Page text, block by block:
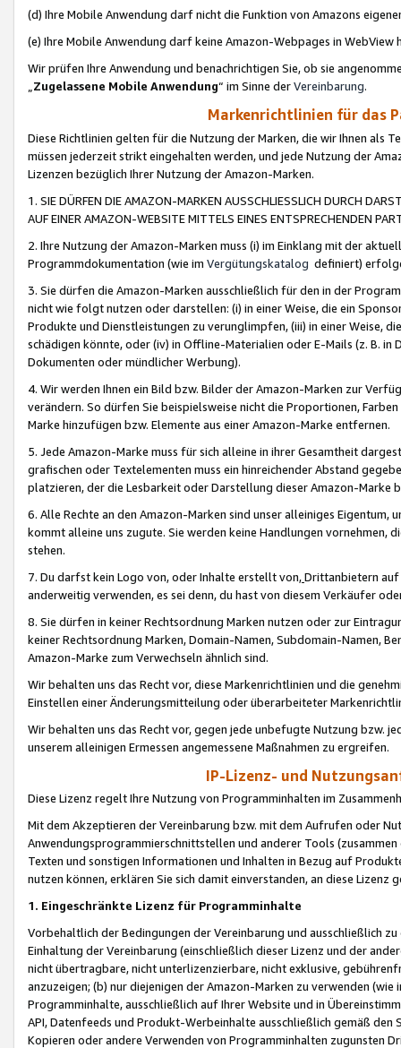
(d) Ihre Mobile Anwendung darf nicht die Funktion von Amazons
(e) Ihre Mobile Anwendung darf keine Amazon-Webpages in WebView
Wir prüfen Ihre Anwendung und benachrichtigen Sie, ob sie
„Zugelassene Mobile Anwendung“ im Sinne derVereinbarung.
Markenrichtlinien für das
Diese Richtlinien gelten für die Nutzung der Marken, die wir Ihnen als
müssen jederzeit strikt eingehalten werden, und jede Nutzung der
Lizenzen bezüglich Ihrer Nutzung der Amazon-Marken.
1. SIE DÜRFEN DIE AMAZON-MARKEN AUSSCHLIESSLICH DURCH
AUF EINER AMAZON-WEBSITE MITTELS EINES ENTSPRECHENDEN
2. Ihre Nutzung der Amazon-Marken muss (i) im Einklang mit der
Programmdokumentation (wie im Vergütungskatalog definiert)
3. Sie dürfen die Amazon-Marken ausschließlich für den in der
nicht wie folgt nutzen oder darstellen: (i) in einer Weise, die ein
Produkte und Dienstleistungen zu verunglimpfen, (iii) in einer Weise,
schädigen könnte, oder (iv) in Offline-Materialien oder E-Mails (z. B. in
Dokumenten oder mündlicher Werbung).
4. Wir werden Ihnen ein Bild bzw. Bilder der Amazon-Marken zur
verändern. So dürfen Sie beispielsweise nicht die Proportionen,
Marke hinzufügen bzw. Elemente aus einer Amazon-Marke entfernen.
5. Jede Amazon-Marke muss für sich alleine in ihrer Gesamtheit
grafischen oder Textelementen muss ein hinreichender Abstand
platzieren, der die Lesbarkeit oder Darstellung dieser Amazon-Marke
6. Alle Rechte an den Amazon-Marken sind unser alleiniges
kommt alleine uns zugute. Sie werden keine Handlungen vornehmen,
stehen.
7. Du darfst kein Logo von, oder Inhalte erstellt von,Drittanbietern auf
anderweitig verwenden, es sei denn, du hast von diesem Verkäufer
8. Sie dürfen in keiner Rechtsordnung Marken nutzen oder zur
keiner Rechtsordnung Marken, Domain-Namen, Subdomain-Namen,
Amazon-Marke zum Verwechseln ähnlich sind.
Wir behalten uns das Recht vor, diese Markenrichtlinien und die
Einstellen einer Änderungsmitteilung oder überarbeiteter
Wir behalten uns das Recht vor, gegen jede unbefugte Nutzung bzw.
unserem alleinigen Ermessen angemessene Maßnahmen zu ergreifen.
IP-Lizenz- und
Diese Lizenz regelt Ihre Nutzung von Programminhalten im
Mit dem Akzeptieren der Vereinbarung bzw. mit dem Aufrufen oder
Anwendungsprogrammierschnittstellen und anderer Tools (zusammen
Texten und sonstigen Informationen und Inhalten in Bezug auf
nutzen können, erklären Sie sich damit einverstanden, an diese Lizenz
1. Eingeschränkte Lizenz für Programminhalte
Vorbehaltlich der Bedingungen der Vereinbarung und ausschließlich
Einhaltung der Vereinbarung (einschließlich dieser Lizenz und der
nicht übertragbare, nicht unterlizenzierbare, nicht exklusive,
anzuzeigen; (b) nur diejenigen der Amazon-Marken zu verwenden
Programminhalte, ausschließlich auf Ihrer Website und in
API, Datenfeeds und Produkt-Werbeinhalte ausschließlich gemäß
Kopieren oder andere Verwenden von Programminhalten zugunsten